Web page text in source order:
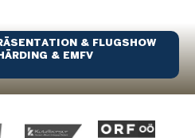
& FLUGSHOW
& EMFV